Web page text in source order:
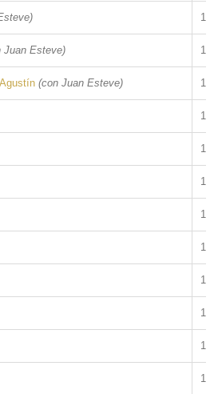
Juan Esteve)
(con Juan Esteve)